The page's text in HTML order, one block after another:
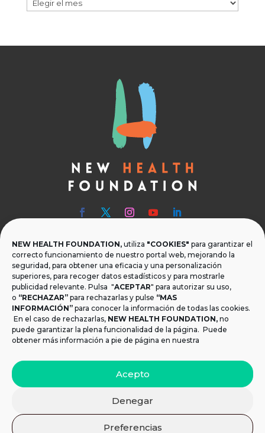
NEW HEALTH FOUNDATION, utiliza "COOKIES" para garantizar el
correcto funcionamiento de nuestro portal web, mejorando la
seguridad, para obtener una eficacia y una personalización
superiores, para recoger datos estadísticos y para mostrarle
publicidad relevante. Pulsa "ACEPTAR" para autorizar su uso,
o “RECHAZAR” para rechazarlas y pulse “MAS
INFORMACIÓN” para conocer la información de todas las cookies.
En el caso de rechazarlas, NEW HEALTH FOUNDATION, no
puede garantizar la plena funcionalidad de la página. Puede
obtener más información a pie de página en nuestra
Acepto
Denegar
Preferencias
 Teléfono
T.+34 954 219 597
 Dónde estamos
Calle Monsalves 35 Local 2. 41001, Sevilla.
España
 Email
info@newhealthfoundation.org
Aviso legal y Política de Privacidad|Política de
cookies